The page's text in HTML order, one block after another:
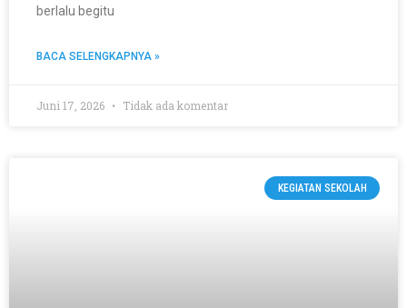
berlalu begitu
BACA SELENGKAPNYA »
Juni 17, 2026 Tidak ada komentar
KEGIATAN SEKOLAH